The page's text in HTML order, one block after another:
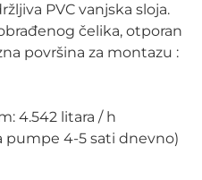
PVC vanjska sloja.
čelika, otporan
površina za montazu :
4.542 litara / h
pumpe 4-5 sati dnevno)